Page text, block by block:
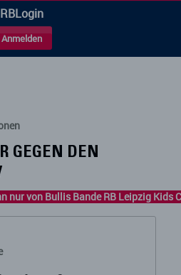
RBLogin
Anmelden
GEGEN DEN
nur von Bullis Bande RB Leipzig Kids